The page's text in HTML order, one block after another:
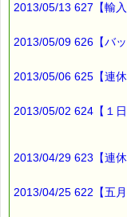
2013/05/13 627【輸
2013/05/09 626【バ
2013/05/06 625【連
2013/05/02 624【１
2013/04/29 623【連
2013/04/25 622【五